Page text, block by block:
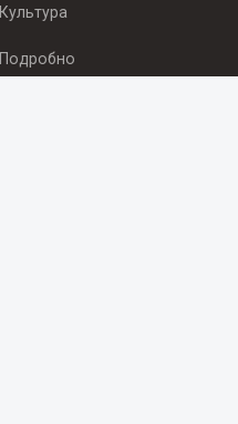
Культура
Подробно